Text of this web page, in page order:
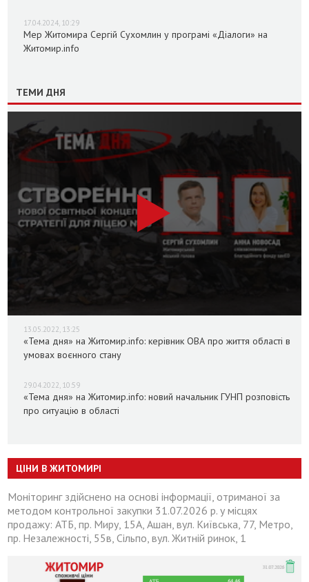
17.04.2024, 10:29
Мер Житомира Сергій Сухомлин у програмі «Діалоги» на
Житомир.info
ТЕМИ ДНЯ
13.05.2022, 13:25
«Тема дня» на Житомир.info: керівник ОВА про життя області в
умовах воєнного стану
29.04.2022, 10:59
«Тема дня» на Житомир.info: новий начальник ГУНП розповість
про ситуацію в області
ЦІНИ В ЖИТОМИРІ
Моніторинг здійснено на основі інформації, отриманої за
методом контрольної закупки 31.07.2026 р. у місцях
продажу: АТБ, пр. Миру, 15А, Ашан, вул. Київська, 77, Метро,
пр. Незалежності, 55в, Сільпо, вул. Житній ринок, 1